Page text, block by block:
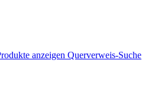
anzeigen Querverweis-Suche